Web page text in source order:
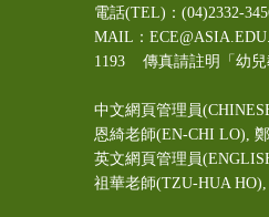
電話(TEL)：(04)2332-
MAIL：
1193 傳真請註明「幼兒
中文網頁管理員
恩綺老師(EN-CHI LO) ,
英文網頁管理員
祖華老師(TZU-HUA